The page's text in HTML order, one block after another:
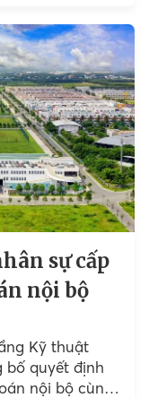
sự cấp
nội bộ
Kỹ thuật
bố quyết định
nội bộ cùng